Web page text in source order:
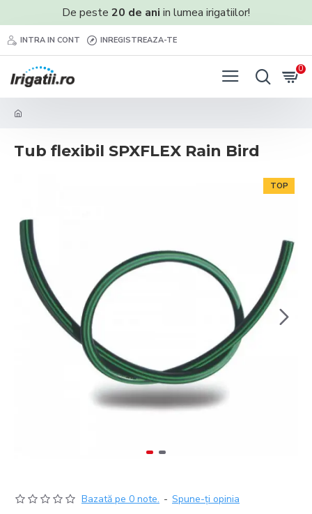
De peste 20 de ani in lumea irigatiilor!
INTRA IN CONT INREGISTREAZA-TE
0
Tub flexibil SPXFLEX Rain Bird
TOP
Bazată pe 0 note. - Spune-ţi opinia